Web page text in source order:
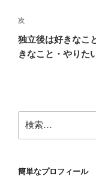
ゲ
ー
シ
次
の
投
次
独立後は好きなこ
きなこと・やりた
索:
簡単なプロフィール